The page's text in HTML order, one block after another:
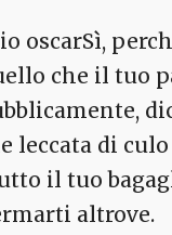
Sì,
che il tuo
leccata di
il tuo
altrove.